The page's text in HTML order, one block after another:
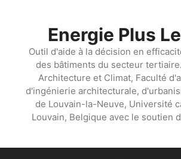
Energie Plus
Outil d'aide à la décision en
des bâtiments du secteur
Architecture et Climat, Faculté
d'ingénierie architecturale,
de Louvain-la-Neuve, Université
Louvain, Belgique avec le soutien